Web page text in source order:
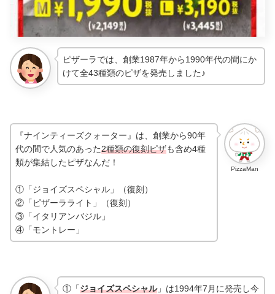
ピザーラでは、創業1987年から1990年代の間にか
けて全43種類のピザを発売しました♪
PizzaMan
『ナインティーズクォーター』は、創業から90年
代の間で人気のあった2種類の復刻ピザも含め4種
類が集結したピザなんだ！
①「ジョイズスペシャル」（復刻）
②「ピザーラライト」（復刻）
③「イタリアンバジル」
④「モントレー」
①「ジョイズスペシャル」は1994年7月に発売し今